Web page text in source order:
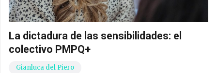
La dictadura de las sensibilidades: el
colectivo PMPQ+
Gianluca del Piero